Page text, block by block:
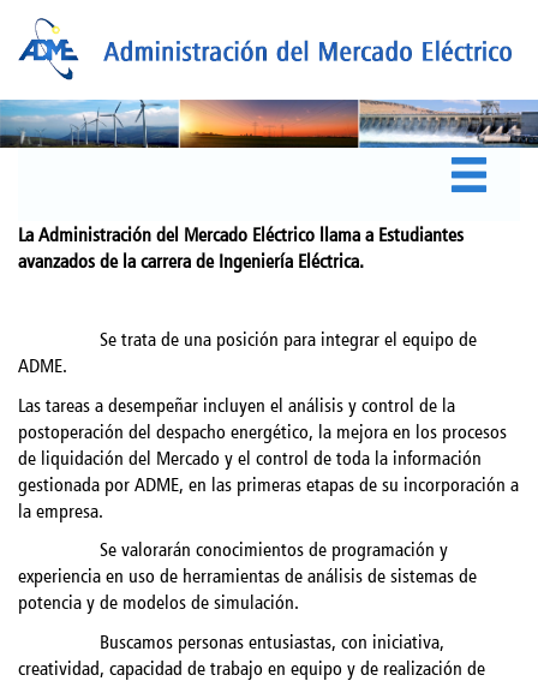
La Administración del Mercado Eléctrico llama a Estudiantes
avanzados de la carrera de Ingeniería Eléctrica.
Se trata de una posición para integrar el equipo de
ADME.
Las tareas a desempeñar incluyen el análisis y control de la
postoperación del despacho energético, la mejora en los procesos
de liquidación del Mercado y el control de toda la información
gestionada por ADME, en las primeras etapas de su incorporación a
la empresa.
Se valorarán conocimientos de programación y
experiencia en uso de herramientas de análisis de sistemas de
potencia y de modelos de simulación.
Buscamos personas entusiastas, con iniciativa,
creatividad, capacidad de trabajo en equipo y de realización de